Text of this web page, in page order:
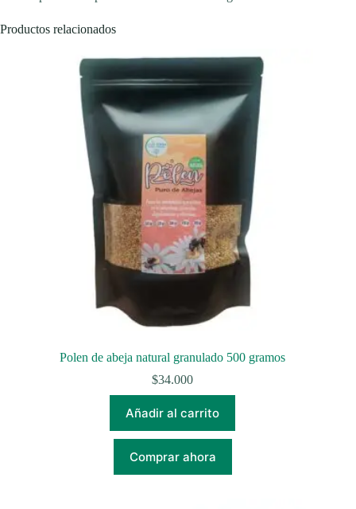
Productos relacionados
Polen de abeja natural granulado 500 gramos
$34.000
Añadir al carrito
Comprar ahora